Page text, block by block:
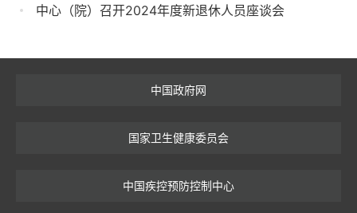
中心（院）召开2024年度新退休人员座谈会
中国政府网
国家卫生健康委员会
中国疾控预防控制中心